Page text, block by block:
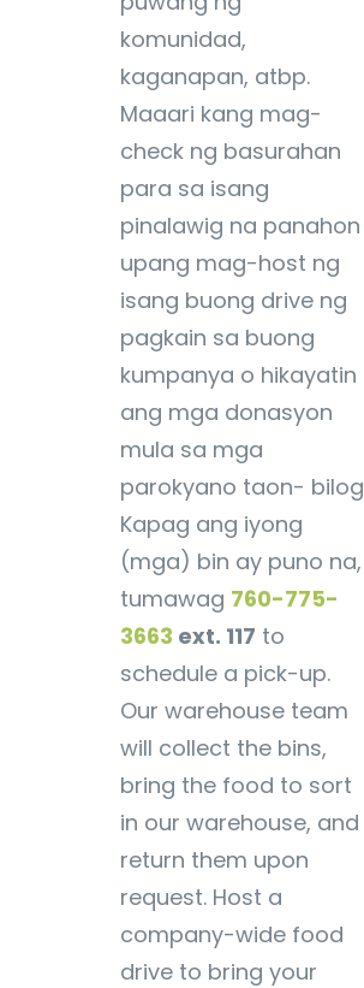
komunidad,
kaganapan, atbp.
Maaari kang mag-
check ng basurahan
para sa isang
pinalawig na panahon
upang mag-host ng
isang buong drive ng
pagkain sa buong
kumpanya o hikayatin
ang mga donasyon
mula sa mga
parokyano taon- bilog
Kapag ang iyong
(mga) bin ay puno na,
tumawag 760-775-
3663 ext. 117 to
schedule a pick-up.
Our warehouse team
will collect the bins,
bring the food to sort
in our warehouse, and
return them upon
request. Host a
company-wide food
drive to bring your